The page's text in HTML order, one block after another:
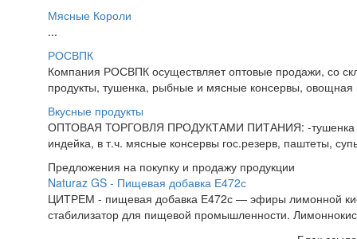
Мясные Короли
...
РОСВПК
Компания РОСВПК осуществляет оптовые продажи, со
продукты, тушенка, рыбные и мясные консервы,
Вкусные продукты
ОПТОВАЯ ТОРГОВЛЯ ПРОДУКТАМИ ПИТАНИЯ: -тушенка
индейка, в т.ч. мясные консервы гос.резерв, паштеты,
Предложения на покупку и продажу продукции
Naturaz GS - Пищевая добавка Е472с
ЦИТРЕМ - пищевая добавка Е472с — эфиры лимонной
стабилизатор для пищевой промышленности.